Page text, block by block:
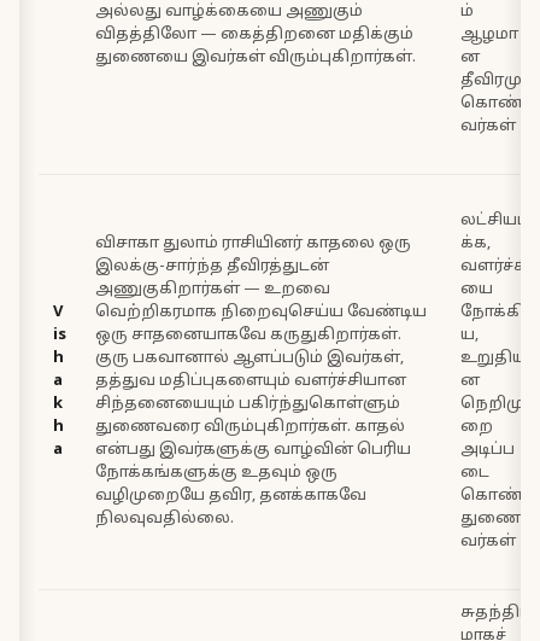
அல்லது வாழ்க்கையை அணுகும்
விதத்திலோ — கைத்திறனை மதிக்கும்
துணையை இவர்கள் விரும்புகிறார்கள்.
ம்
ஆழமா
ன
தீவிரமும்
கொண்ட
வர்கள்
V
is
h
a
k
h
a
விசாகா துலாம் ராசியினர் காதலை ஒரு
இலக்கு-சார்ந்த தீவிரத்துடன்
அணுகுகிறார்கள் — உறவை
வெற்றிகரமாக நிறைவுசெய்ய வேண்டிய
ஒரு சாதனையாகவே கருதுகிறார்கள்.
குரு பகவானால் ஆளப்படும் இவர்கள்,
தத்துவ மதிப்புகளையும் வளர்ச்சியான
சிந்தனையையும் பகிர்ந்துகொள்ளும்
துணைவரை விரும்புகிறார்கள். காதல்
என்பது இவர்களுக்கு வாழ்வின் பெரிய
நோக்கங்களுக்கு உதவும் ஒரு
வழிமுறையே தவிர, தனக்காகவே
நிலவுவதில்லை.
லட்சியமி
க்க,
வளர்ச்சி
யை
நோக்கி
ய,
உறுதியா
ன
நெறிமு
றை
அடிப்ப
டை
கொண்ட
துணை
வர்கள்
சுதந்திர
மாகச்